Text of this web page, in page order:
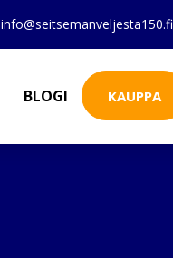
info@seitsemanveljesta150.fi
BLOGI KAUPPA